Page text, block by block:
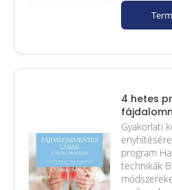
4 hetes
Gyakorlati
program
technikák